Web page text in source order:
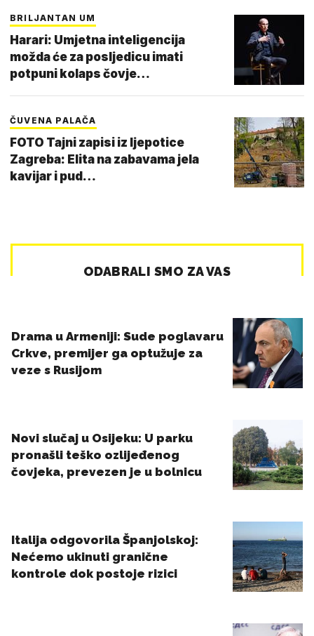
BRILJANTAN UM
Harari: Umjetna inteligencija
možda će za posljedicu imati
potpuni kolaps čovje…
ČUVENA PALAČA
FOTO Tajni zapisi iz ljepotice
Zagreba: Elita na zabavama jela
kavijar i pud…